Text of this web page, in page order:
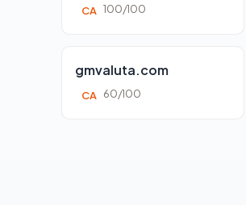
CA 100/100
gmvaluta.com
CA 60/100